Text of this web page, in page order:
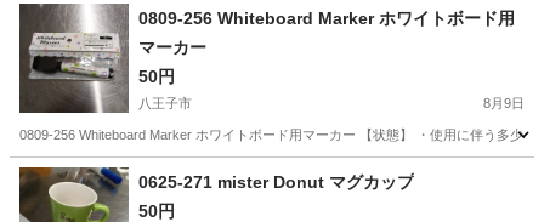
東京 品川区
0809-256 Whiteboard Marker ホワイトボード用
マーカー
50円
八王子市 8月9日
0809-256 Whiteboard Marker ホワイトボード用マーカー 【状態】 ・使用に伴う多少
東京 八王子市 0625-271 mister Donut マグカップ
50円